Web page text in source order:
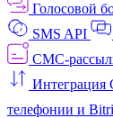
Голосовой
SMS API
СМС-
Интеграция
телефонии и